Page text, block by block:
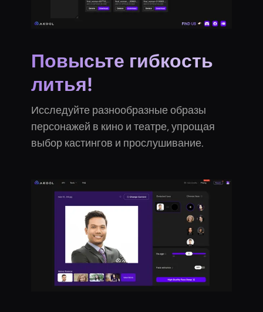
Повысьте гибкость
литья!
Исследуйте разнообразные образы
персонажей в кино и театре, упрощая
выбор кастингов и прослушивание.